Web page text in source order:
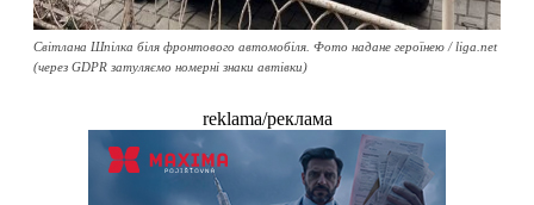
Світлана Шпілка біля фронтового автомобіля. Фото надане героїнею / liga.net
(через GDPR затуляємо номерні знаки автівки)
reklama/реклама